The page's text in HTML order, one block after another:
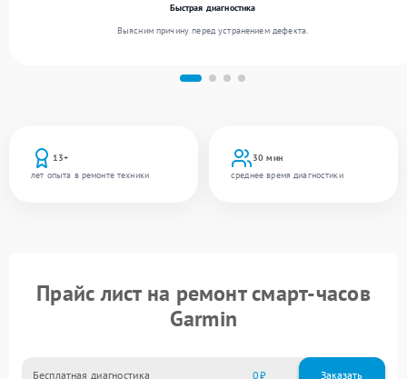
13+
лет опыта в ремонте техники
30 мин
среднее время диагностики
Быстрая диагностика
Выясним причину перед устранением дефекта.
Прайс лист на ремонт смарт-часов
Garmin
Бесплатная диагностика 0 Заказать